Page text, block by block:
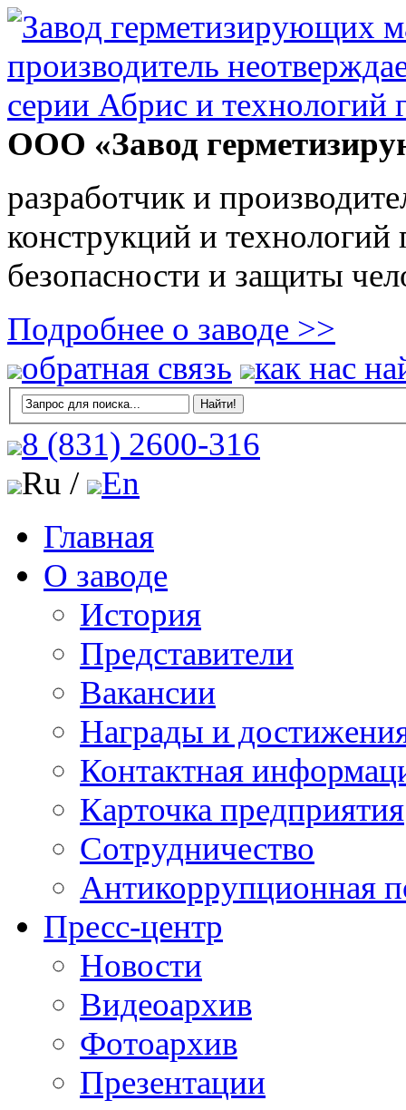
ООО «Завод
разработчик и
конструкций и
безопасности и защиты
Подробнее о заводе >>
обратная связь
как нас
8 (831) 2600-316
Ru /
En
Главная
О заводе
История
Представители
Вакансии
Награды и
Контактная
Карточка предприятия
Сотрудничество
Антикоррупционная
Пресс-центр
Новости
Видеоархив
Фотоархив
Презентации